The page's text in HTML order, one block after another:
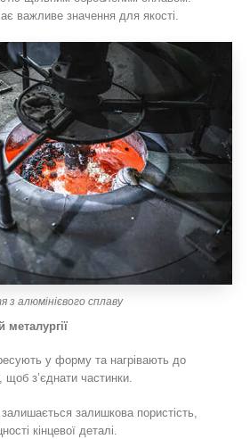
важливе значення для якості.
з алюмінієвого сплаву
у форму та нагрівають до
з’єднати частинки.
залишкова пористість,
кінцевої деталі.